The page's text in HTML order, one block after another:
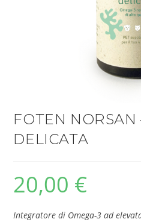
FOTEN NORSAN
DELICATA
20,00 €
Integratore di Omega-3 ad